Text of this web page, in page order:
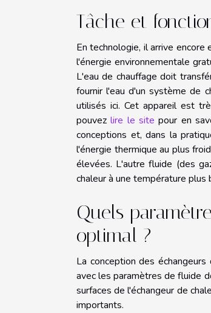
Tâche et
En technologie, il arrive
l'énergie environnementale
L'eau de chauffage doit
fournir l'eau d'un système de
utilisés ici. Cet appareil est
pouvezlire le site pour en
conceptions et, dans la
l'énergie thermique au plus
élevées. L'autre fluide (des
chaleur à une température plus
Quels
optimal ?
La conception des
avec les paramètres de fluide
surfaces de l'échangeur de
importants.